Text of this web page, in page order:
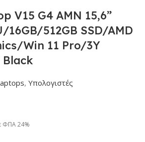
V15 G4 AMN 15,6”
16GB/512GB SSD/AMD
Win 11 Pro/3Y
Black
, Υπολογιστές
ΦΠΑ 24%